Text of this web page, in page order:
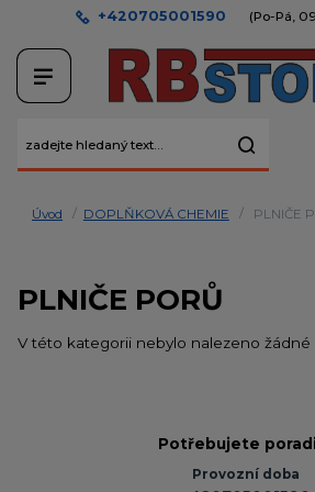
+420705001590 (Po-Pá,
Úvod DOPLŇKOVÁ CHEMIE PLNIČE
PLNIČE PORŮ
V této kategorii nebylo nalezeno žádné
Potřebujete
Provozní doba